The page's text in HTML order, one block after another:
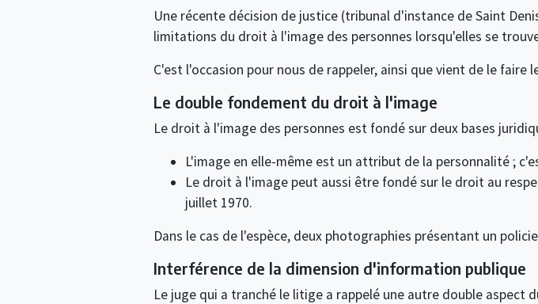
Une récente décision de justice (tribunal d'instance de Saint
limitations du droit à l'image des personnes lorsqu'elles se
C'est l'occasion pour nous de rappeler, ainsi que vient de le faire
Le double fondement du droit à l'image
Le droit à l'image des personnes est fondé sur deux bases
L'image en elle-même est un attribut de la personnalité ;
Le droit à l'image peut aussi être fondé sur le droit au
juillet 1970.
Dans le cas de l'espèce, deux photographies présentant un
Interférence de la dimension d'information publique
Le juge qui a tranché le litige a rappelé une autre double aspect